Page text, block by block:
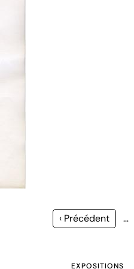
Page
‹ Précédent …
EXPOSITIONS